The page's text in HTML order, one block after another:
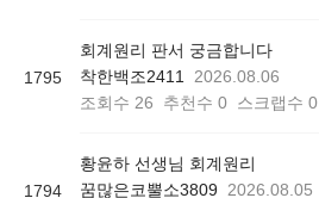
1795
회계원리 판서 궁금합니다
착한백조2411
2026.08.06
조회수 26 추천수 0 스크랩수 0
1794
황윤하 선생님 회계원리
꿈많은코뿔소3809
2026.08.05